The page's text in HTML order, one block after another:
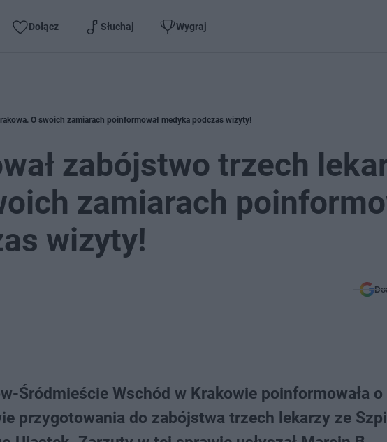
Dołącz Słuchaj Wygraj
O swoich zamiarach poinformował medyka podczas wizyty!
zabójstwo trzech
zamiarach
wizyty!
Śródmieście Wschód w Krakowie poinformowała o
przygotowania do zabójstwa trzech lekarzy ze